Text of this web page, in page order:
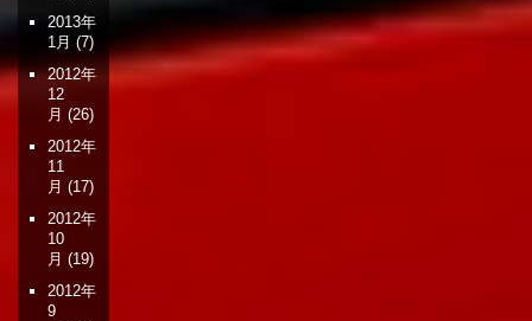
2013年
1月 (7)
2012年
12
月 (26)
2012年
11
月 (17)
2012年
10
月 (19)
2012年
9